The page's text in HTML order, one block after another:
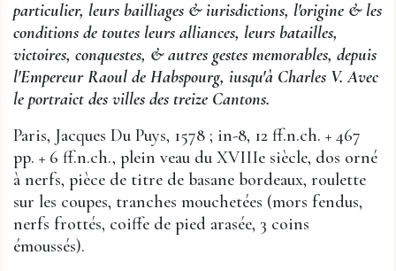
particulier, leurs bailliages & iurisdictions, l'origine & les
conditions de toutes leurs alliances, leurs batailles,
victoires, conquestes, & autres gestes memorables, depuis
l'Empereur Raoul de Habspourg, iusqu'à Charles V. Avec
le portraict des villes des treize Cantons.
Paris, Jacques Du Puys, 1578 ; in-8, 12 ff.n.ch. + 467
pp. + 6 ff.n.ch., plein veau du XVIIIe siècle, dos orné
à nerfs, pièce de titre de basane bordeaux, roulette
sur les coupes, tranches mouchetées (mors fendus,
nerfs frottés, coiffe de pied arasée, 3 coins
émoussés).